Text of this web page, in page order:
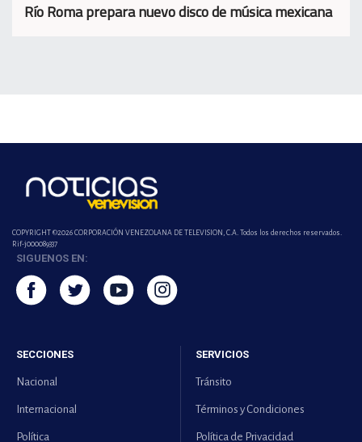
Río Roma prepara nuevo disco de música mexicana
COPYRIGHT ©2026 CORPORACIÓN VENEZOLANA DE TELEVISION, C.A. Todos los derechos reservados.
Rif-j000089337
SIGUENOS EN:
SECCIONES
Nacional
Internacional
Política
SERVICIOS
Tránsito
Términos y Condiciones
Política de Privacidad